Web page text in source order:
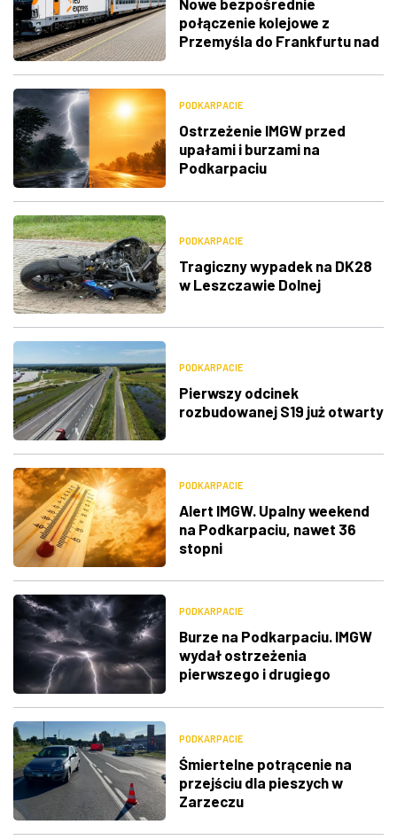
połączenie kolejowe z
Przemyśla do Frankfurtu nad
PODKARPACIE
Ostrzeżenie IMGW przed
upałami i burzami na
Podkarpaciu
PODKARPACIE
Tragiczny wypadek na DK28
w Leszczawie Dolnej
PODKARPACIE
Pierwszy odcinek
rozbudowanej S19 już otwarty
PODKARPACIE
Alert IMGW. Upalny weekend
na Podkarpaciu, nawet 36
stopni
PODKARPACIE
Burze na Podkarpaciu. IMGW
wydał ostrzeżenia
pierwszego i drugiego
PODKARPACIE
Śmiertelne potrącenie na
przejściu dla pieszych w
Zarzeczu